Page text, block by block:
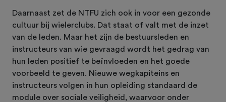
Daarnaast zet de NTFU zich ook in voor een gezonde
cultuur bij wielerclubs. Dat staat of valt met de inzet
van de leden. Maar het zijn de bestuursleden en
instructeurs van wie gevraagd wordt het gedrag van
hun leden positief te beïnvloeden en het goede
voorbeeld te geven. Nieuwe wegkapiteins en
instructeurs volgen in hun opleiding standaard de
module over sociale veiligheid, waarvoor onder